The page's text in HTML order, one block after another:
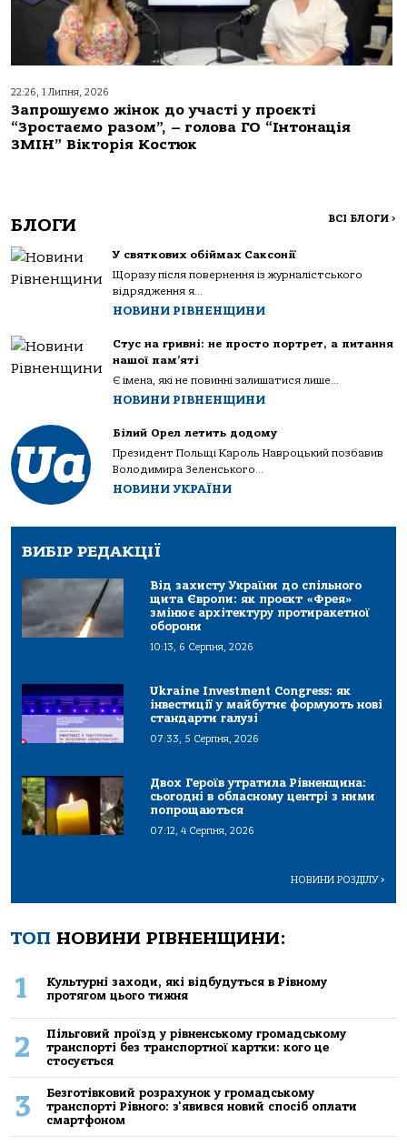
22:26, 1 Липня, 2026
Запрошуємо жінок до участі у проєкті
“Зростаємо разом”, – голова ГО “Інтонація
ЗМІН” Вікторія Костюк
БЛОГИ ВСІ БЛОГИ >
У святкових обіймах Саксонії
Щоразу після повернення із журналістського
відрядження я...
НОВИНИ РІВНЕНЩИНИ
Стус на гривні: не просто портрет, а питання
нашої пам’яті
Є імена, які не повинні залишатися лише...
НОВИНИ РІВНЕНЩИНИ
Білий Орел летить додому
Президент Польщі Кароль Навроцький позбавив
Володимира Зеленського...
НОВИНИ УКРАЇНИ
ВИБІР РЕДАКЦІЇ
Від захисту України до спільного
щита Європи: як проєкт «Фрея»
змінює архітектуру протиракетної
оборони
10:13, 6 Серпня, 2026
Ukraine Investment Congress: як
інвестиції у майбутнє формують нові
стандарти галузі
07:33, 5 Серпня, 2026
Двох Героїв утратила Рівненщина:
сьогодні в обласному центрі з ними
попрощаються
07:12, 4 Серпня, 2026
НОВИНИ РОЗДІЛУ>
ТОП НОВИНИ РІВНЕНЩИНИ:
1
Культурні заходи, які відбудуться в Рівному
протягом цього тижня
2
Пільговий проїзд у рівненському громадському
транспорті без транспортної картки: кого це
стосується
3
Безготівковий розрахунок у громадському
транспорті Рівного: з'явився новий спосіб оплати
смартфоном